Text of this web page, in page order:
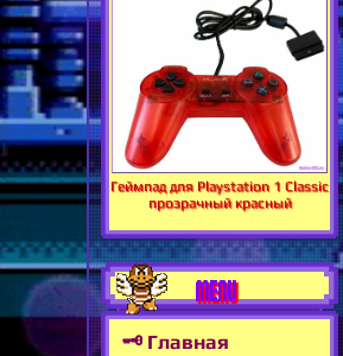
Геймпад для Playstation 1 Classic
прозрачный красный
MENU
🗝 Главная